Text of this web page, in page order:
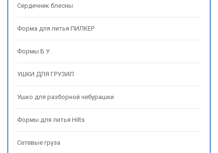
Сердечник блесны
Форма для литья ПИЛКЕР
Формы Б.У.
УШКИ ДЛЯ ГРУЗИЛ
Ушко для разборной чебурашки
Формы для литья Hilts
Сетевые груза